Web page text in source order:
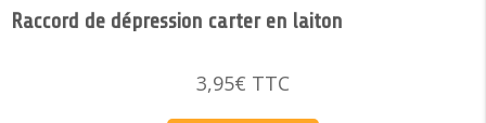
Raccord de dépression carter en laiton
3,95€ TTC